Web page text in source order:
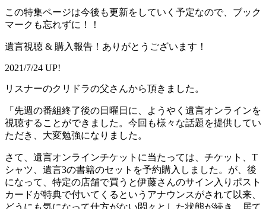
この特集ページは今後も更新をしていく予定なので、ブック
マークも忘れずに！！
遺言視聴 & 購入報告！ありがとうございます！
2021/7/24 UP!
リスナーのクリドラの父さんから頂きました。
「先週の番組終了後の日曜日に、ようやく遺言オンラインを
視聴することができました。今回も様々な話題を提供してい
ただき、大変勉強になりました。
さて、遺言オンラインチケットに当たっては、チケット、T
シャツ、遺言3の書籍のセットを予約購入しました。が、後
になって、特定の店舗で買うと伊藤さんのサイン入りポスト
カードが特典で付いてくるというアナウンスがされて以来、